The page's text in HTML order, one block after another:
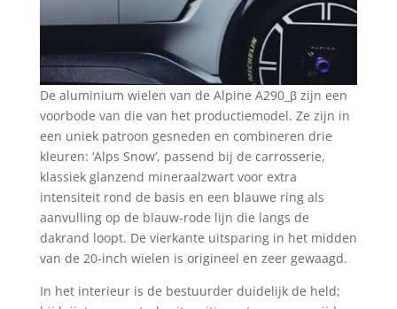
De aluminium wielen van de Alpine A290_β zijn een
voorbode van die van het productiemodel. Ze zijn in
een uniek patroon gesneden en combineren drie
kleuren: ‘Alps Snow’, passend bij de carrosserie,
klassiek glanzend mineraalzwart voor extra
intensiteit rond de basis en een blauwe ring als
aanvulling op de blauw-rode lijn die langs de
dakrand loopt. De vierkante uitsparing in het midden
van de 20-inch wielen is origineel en zeer gewaagd.
In het interieur is de bestuurder duidelijk de held;